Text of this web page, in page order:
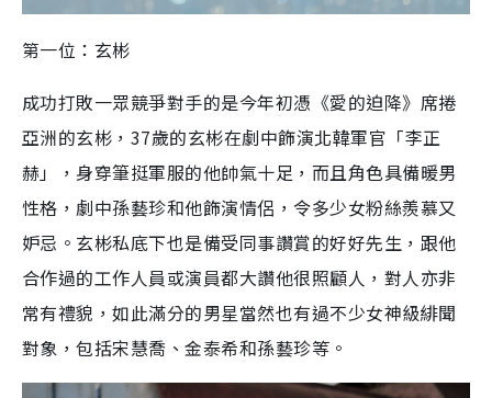
第一位：玄彬
成功打敗一眾競爭對手的是今年初憑《愛的迫降》席捲
亞洲的玄彬， 37歲的玄彬在劇中飾演北韓軍官「李正
赫」，身穿筆挺軍服的他帥氣十足，而且角色具備暖男
性格，劇中孫藝珍和他飾演情侶，令多少女粉絲羨慕又
妒忌。玄彬私底下也是備受同事讚賞的好好先生，跟他
合作過的工作人員或演員都大讚他很照顧人，對人亦非
常有禮貌，如此滿分的男星當然也有過不少女神級緋聞
對象，包括宋慧喬、金泰希和孫藝珍等。